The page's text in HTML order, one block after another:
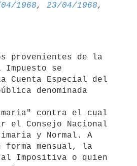
1968, 23/04/1968
provenientes de la
Impuesto se
Cuenta Especial del
denominada
contra el cual
el Consejo Nacional
y Normal. A
forma mensual, la
Impositiva o quien